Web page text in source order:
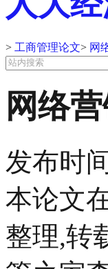
> 工商管理论文> 网
网络
发布时
本论文
整理,转